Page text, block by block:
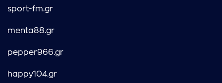
sport-fm.gr
menta88.gr
pepper966.gr
happy104.gr